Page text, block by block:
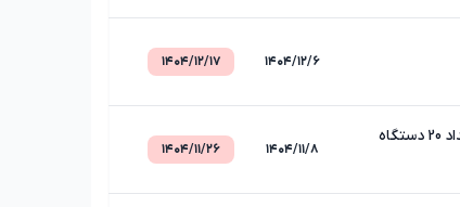
۱۴۰۴/۱۲/۶ ۱۴۰۴/۱۲/۱۷
مزایده فروش تعداد 12 دستگاه خودرو وانت دوکابین کمک دار و انواع کامیون و تعداد 20 دستگاه
۱۴۰۴/۱۱/۸ ۱۴۰۴/۱۱/۲۶